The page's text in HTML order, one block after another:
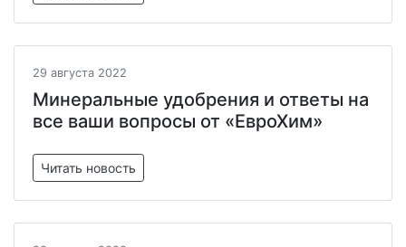
29 августа 2022
Минеральные удобрения и ответы на
все ваши вопросы от «ЕвроХим»
Читать новость